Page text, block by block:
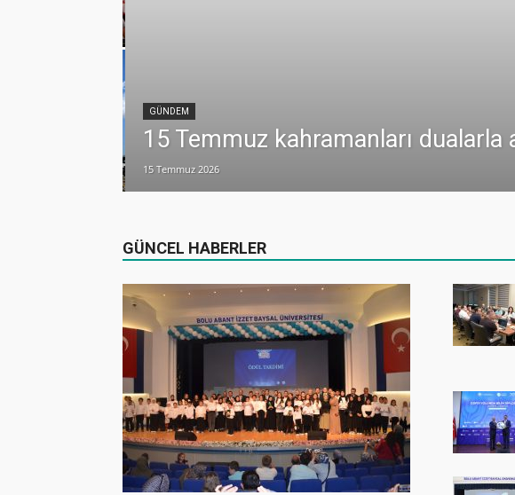
GÜNDEM
15 Temmuz kahramanları dualarla
15 Temmuz 2026
GÜNCEL HABERLER